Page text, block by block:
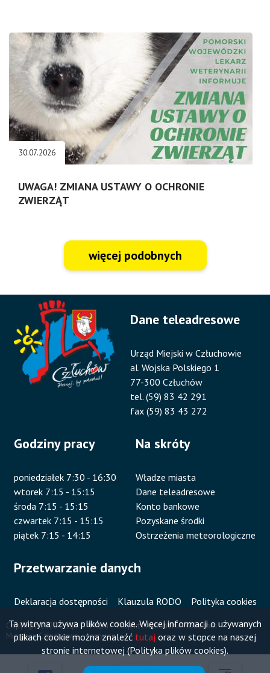
Ta witryna używa plików cookie. Więcej informacji o używanych
plikach cookie można znaleźć tutaj oraz w stopce na naszej
stronie internetowej (Polityka plików cookies).
30.07.2026
UWAGA! ZMIANA USTAWY O OCHRONIE
ZWIERZĄT
więcej podobnych
Dane teleadresowe
Urząd Miejski w Człuchowie
al. Wojska Polskiego 1
77-300 Człuchów
tel. (59) 83 42 291
fax (59) 83 43 272
Godziny pracy
poniedziałek 7:30 - 16:30
wtorek 7:15 - 15:15
środa 7:15 - 15:15
czwartek 7:15 - 15:15
piątek 7:15 - 14:15
Na skróty
Władze miasta
Dane teleadresowe
Konto bankowe
Pozyskane środki
Ostrzeżenia meteorologiczne
Przetwarzanie danych
Deklaracja dostępności Klauzula RODO Polityka cookies
Copyright 2020 Urząd
Miejski w Człuchowie
Stopka
Mapa
serwisu
Projekt i wykonanie:Vobacom